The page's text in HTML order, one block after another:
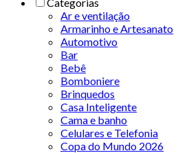
Ar e ventilação
Armarinho e Artesanato
Automotivo
Bar
Bebê
Bomboniere
Brinquedos
Casa Inteligente
Cama e banho
Celulares e Telefonia
Copa do Mundo 2026